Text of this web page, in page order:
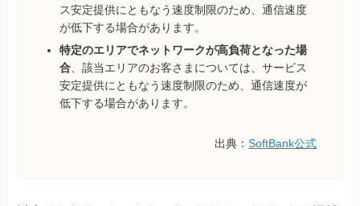
ス安定提供にともなう速度制限のため、通信速度
が低下する場合があります。
特定のエリアでネットワークが高負荷となった場
合、該当エリアのお客さまについては、サービス
安定提供にともなう速度制限のため、通信速度が
低下する場合があります。
出典： SoftBank公式